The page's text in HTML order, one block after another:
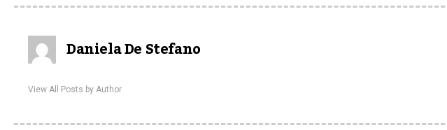
Daniela De Stefano
View All Posts by Author